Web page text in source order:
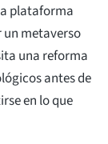
plataforma
un metaverso
una reforma
antes de
en lo que